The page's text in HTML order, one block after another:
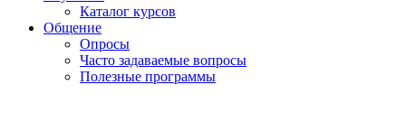
Каталог курсов
Общение
Опросы
Часто задаваемые вопросы
Полезные программы